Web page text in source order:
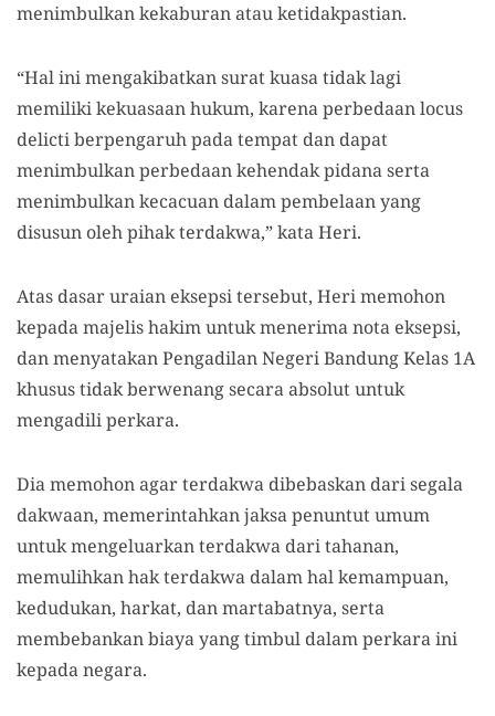
menimbulkan kekaburan atau ketidakpastian.
“Hal ini mengakibatkan surat kuasa tidak lagi
memiliki kekuasaan hukum, karena perbedaan locus
delicti berpengaruh pada tempat dan dapat
menimbulkan perbedaan kehendak pidana serta
menimbulkan kecacuan dalam pembelaan yang
disusun oleh pihak terdakwa,” kata Heri.
Atas dasar uraian eksepsi tersebut, Heri memohon
kepada majelis hakim untuk menerima nota eksepsi,
dan menyatakan Pengadilan Negeri Bandung Kelas 1A
khusus tidak berwenang secara absolut untuk
mengadili perkara.
Dia memohonagarterdakwa dibebaskan dari segala
dakwaan, memerintahkan jaksa penuntut umum
untuk mengeluarkan terdakwa dari tahanan,
memulihkan hak terdakwa dalam hal kemampuan,
kedudukan, harkat, dan martabatnya, serta
membebankan biaya yang timbul dalam perkara ini
kepada negara.